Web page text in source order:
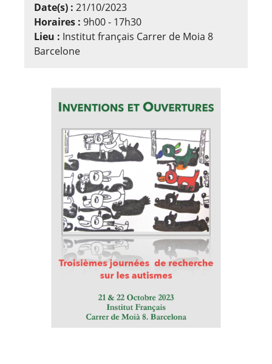
Date(s) : 21/10/2023
Horaires : 9h00 - 17h30
Lieu : Institut français Carrer de Moia 8
Barcelone